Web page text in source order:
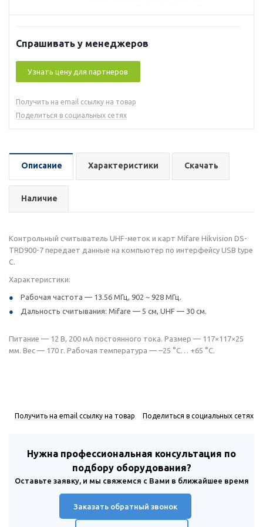
Спрашивать у менеджеров
Узнать цену для партнеров
Получить на email ссылку на товар
Поделиться в социальных сетях
Описание Характеристики Скачать
Наличие
Контрольный считыватель UHF-меток и карт Mifare Hikvision DS-
TRD900-7 передает данные на компьютер по интерфейсу USB type
C.
Характеристики:
Рабочая частота — 13.56 МГц, 902 ~ 928 МГц.
Дальность считывания: Mifare — 5 см, UHF — 30 см.
Питание — 12 В, 200 мА постоянного тока. Размер — 117×117×25
мм. Вес — 170 г. Рабочая температура — –25 °С… +65 °С.
Получить на email ссылку на товар Поделиться в социальных сетях
Нужна профессиональная консультация по
подбору оборудования?
Оставьте заявку, и мы свяжемся с Вами в ближайшее время
Заказать обратный звонок